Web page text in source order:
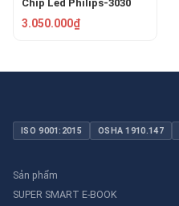
Chip Led Philips-3030
HF-LD-019
3.050.000₫
ISO 9001:2015 OSHA 1910.147
Sản phẩm
SUPER SMART E-BOOK